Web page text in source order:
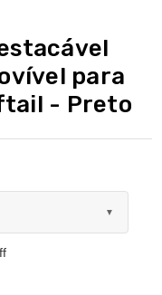
para
- Preto
▼